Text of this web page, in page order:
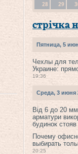
28
29
стрічка
Пятница, 5
Чехлы для
Украине:
19:36
Среда, 3 июня
Від 6 до 20
арматури
будинок стояв
Почему
выбирать
20:25